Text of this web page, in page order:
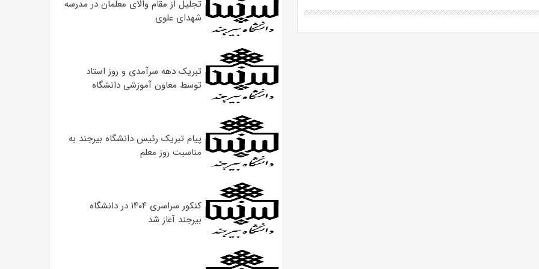
تجلیل از مقام والای معلمان در مدرسه
شهدای علوی
تبریک دهه سرآمدی و روز استاد
توسط معاون آموزشی دانشگاه
پیام تبریک رئیس دانشگاه بیرجند به
مناسبت روز معلم
کنکور سراسری ۱۴۰۴ در دانشگاه
بیرجند آغاز شد